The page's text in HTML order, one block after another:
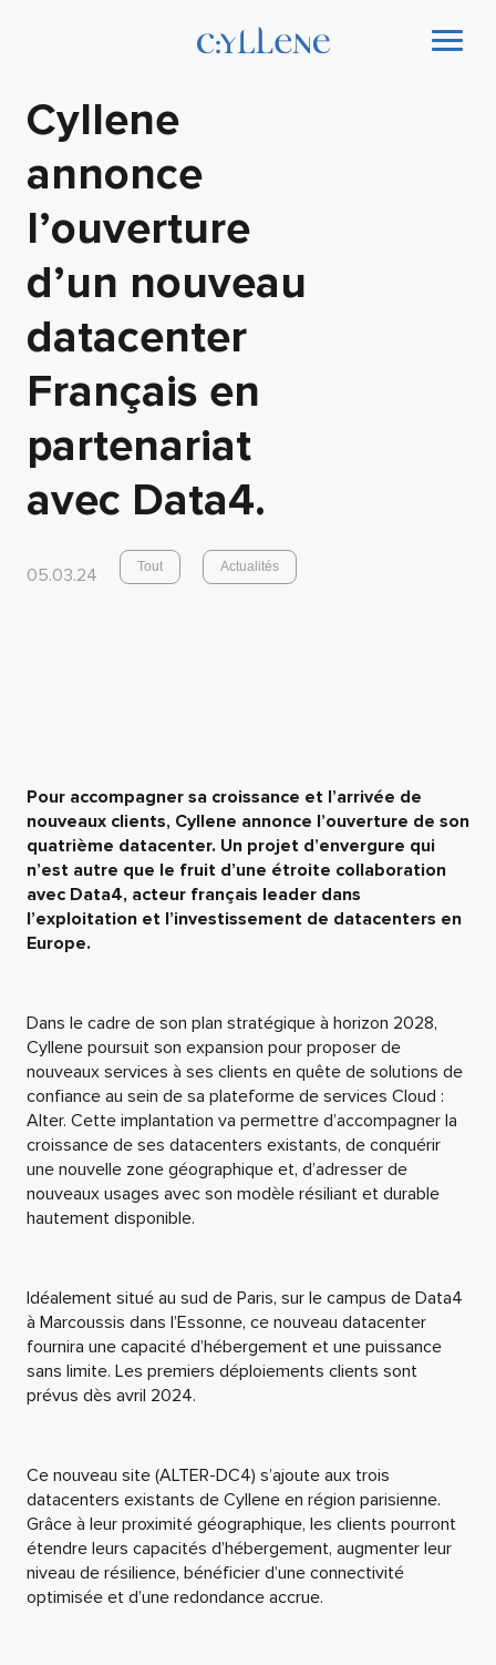
Cyllene
annonce
l’ouverture
d’un nouveau
datacenter
Français en
partenariat
avec Data4.
05.03.24 Tout Actualités
Pour accompagner sa croissance et l’arrivée de
nouveaux clients, Cyllene annonce l’ouverture de son
quatrième datacenter. Un projet d’envergure qui
n’est autre que le fruit d’une étroite collaboration
avec Data4, acteur français leader dans
l’exploitation et l’investissement de datacenters en
Europe.
Dans le cadre de son plan stratégique à horizon 2028,
Cyllene poursuit son expansion pour proposer de
nouveaux services à ses clients en quête de solutions de
confiance au sein de sa plateforme de services Cloud :
Alter. Cette implantation va permettre d’accompagner la
croissance de ses datacenters existants, de conquérir
une nouvelle zone géographique et, d’adresser de
nouveaux usages avec son modèle résiliant et durable
hautement disponible.
Idéalement situé au sud de Paris, sur le campus de Data4
à Marcoussis dans l’Essonne, ce nouveau datacenter
fournira une capacité d’hébergement et une puissance
sans limite. Les premiers déploiements clients sont
prévus dès avril 2024.
Ce nouveau site (ALTER-DC4) s’ajoute aux trois
datacenters existants de Cyllene en région parisienne.
Grâce à leur proximité géographique, les clients pourront
étendre leurs capacités d’hébergement, augmenter leur
niveau de résilience, bénéficier d’une connectivité
optimisée et d’une redondance accrue.